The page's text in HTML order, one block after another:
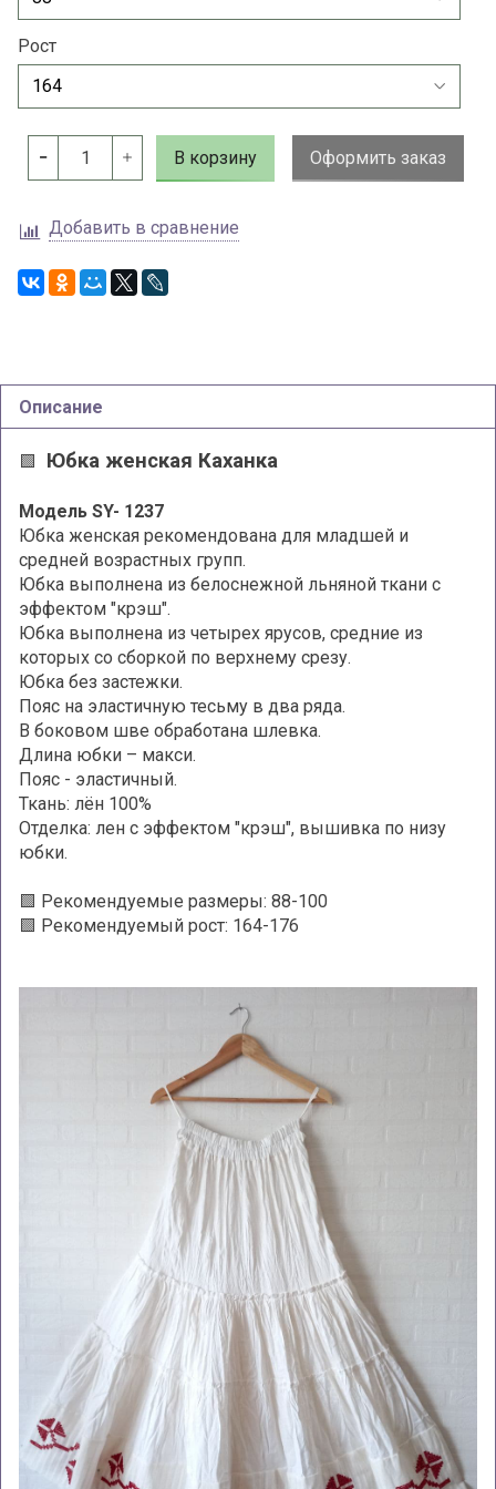
Рост
В корзину Оформить заказ
Добавить в сравнение
Описание
🟩 Юбка женская Каханка
Модель SY- 1237
Юбка женская рекомендована для младшей и
средней возрастных групп.
Юбка выполнена из белоснежной льняной ткани с
эффектом "крэш".
Юбка выполнена из четырех ярусов, средние из
которых со сборкой по верхнему срезу.
Юбка без застежки.
Пояс на эластичную тесьму в два ряда.
В боковом шве обработана шлевка.
Длина юбки – макси.
Пояс - эластичный.
Ткань: лён 100%
Отделка: лен с эффектом "крэш", вышивка по низу
юбки.
🟩 Рекомендуемые размеры: 88-100
🟩 Рекомендуемый рост: 164-176